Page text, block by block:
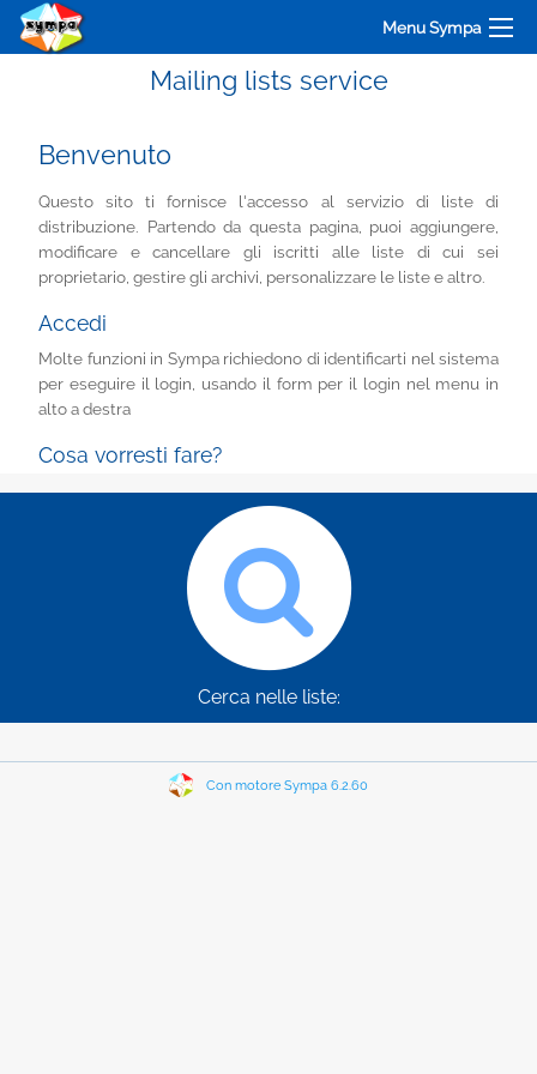
Menu Sympa
Mailing lists service
Benvenuto
Questo sito ti fornisce l'accesso al servizio di liste di
distribuzione. Partendo da questa pagina, puoi aggiungere,
modificare e cancellare gli iscritti alle liste di cui sei
proprietario, gestire gli archivi, personalizzare le liste e altro.
Accedi
Molte funzioni in Sympa richiedono di identificarti nel sistema
per eseguire il login, usando il form per il login nel menu in
alto a destra
Cosa vorresti fare?
Cerca nelle liste:
Con motore Sympa 6.2.60